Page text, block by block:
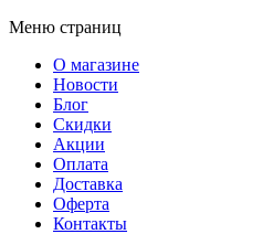
Меню страниц
О магазине
Новости
Блог
Скидки
Акции
Оплата
Доставка
Оферта
Контакты